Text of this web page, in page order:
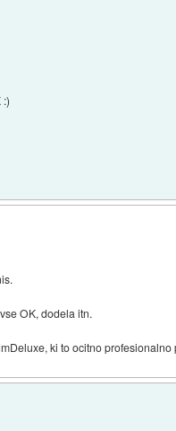
OK, dodela itn.
ki to ocitno profesionalno